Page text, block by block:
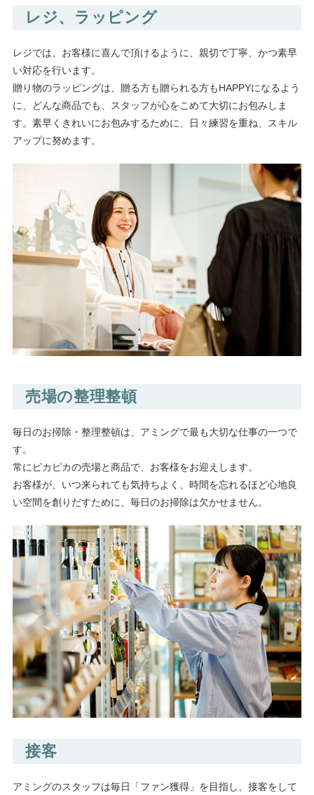
レジ、ラッピング
レジでは、お客様に喜んで頂けるように、親切で丁寧、かつ素早
い対応を行います。
贈り物のラッピングは、贈る方も贈られる方もHAPPYになるよう
に、どんな商品でも、スタッフが心をこめて大切にお包みしま
す。素早くきれいにお包みするために、日々練習を重ね、スキル
アップに努めます。
売場の整理整頓
毎日のお掃除・整理整頓は、アミングで最も大切な仕事の一つで
す。
常にピカピカの売場と商品で、お客様をお迎えします。
お客様が、いつ来られても気持ちよく、時間を忘れるほど心地良
い空間を創りだすために、毎日のお掃除は欠かせません。
接客
アミングのスタッフは毎日「ファン獲得」を目指し、 接客をして